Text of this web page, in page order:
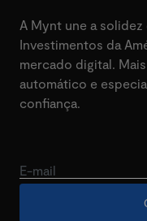
A Mynt une a
Investimentos da
mercado digital.
automático e
confiança.
E-mail